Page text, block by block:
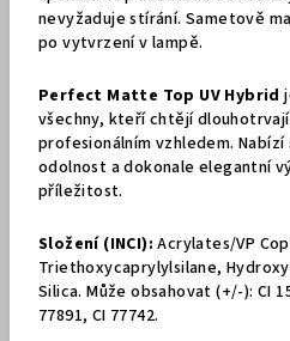
nevyžaduje stírání. Sametově
po vytvrzení v lampě.
Perfect Matte Top UV Hybrid
všechny, kteří chtějí
profesionálním vzhledem.
odolnost a dokonale elegantní
příležitost.
Složení (INCI): Acrylates/VP
Triethoxycaprylylsilane,
Silica. Může obsahovat (+/-): CI
77891, CI 77742.